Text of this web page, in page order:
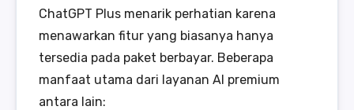
ChatGPT Plus menarik perhatian karena
menawarkan fitur yang biasanya hanya
tersedia pada paket berbayar. Beberapa
manfaat utama dari layanan AI premium
antara lain: